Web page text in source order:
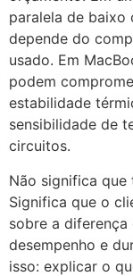
paralela de baixo
depende do
usado. Em
podem
estabilidade
sensibilidade de
circuitos.
Não significa que
Significa que o
sobre a
desempenho e
isso: explicar o